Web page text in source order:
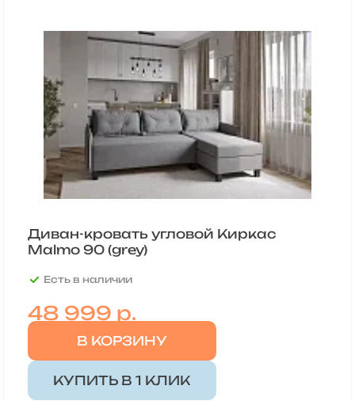
Диван-кровать угловой Киркас
Malmo 90 (grey)
Есть в наличии
48 999 р.
В КОРЗИНУ
КУПИТЬ В 1 КЛИК